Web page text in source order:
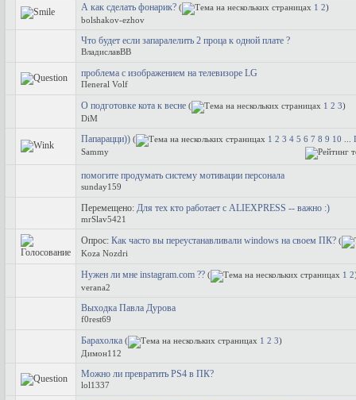
А как сделать фонарик? ( 1 2)
bolshakov-ezhov
Что будет если запаралелить 2 проца к одной плате ?
ВладиславВВ
проблема с изображением на телевизоре LG
Пeneral Volf
О подготовке кота к весне ( 1 2 3)
DiM
Папарацци)) ( 1 2 3 4 5 6 7 8 9 10
Sammy
помогите продумать систему мотивации персонала
sunday159
Перемещено: Для тех кто работает с ALIEXPRESS -- важно :)
mrSlav5421
Опрос: Как часто вы переустанавливали windows на своем ПК? (
Koza Nozdri
Нужен ли мне instagram.com ?? ( 1 2
verana2
Выходка Павла Дурова
f0rest69
Барахолка ( 1 2 3)
Димон112
Можно ли превратить PS4 в ПК?
lol1337